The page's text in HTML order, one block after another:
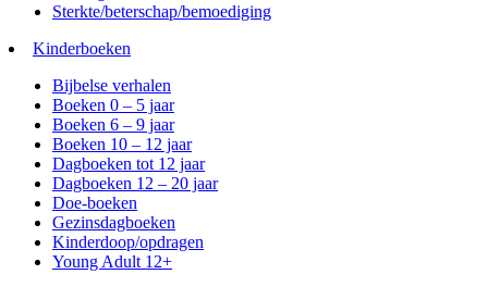
Sterkte/beterschap/bemoediging
Kinderboeken
Bijbelse verhalen
Boeken 0 – 5 jaar
Boeken 6 – 9 jaar
Boeken 10 – 12 jaar
Dagboeken tot 12 jaar
Dagboeken 12 – 20 jaar
Doe-boeken
Gezinsdagboeken
Kinderdoop/opdragen
Young Adult 12+